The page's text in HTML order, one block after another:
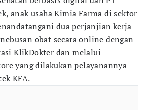
anak usaha Kimia Farma di sektor
dua perjanjian kerja
obat secara online dengan
KlikDokter dan melalui
yang dilakukan pelayanannya
KFA.